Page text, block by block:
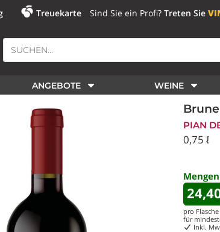
Treuekarte Sind Sie ein Profi? Treten Sie
ANGEBOTE WEINE
PIAN
0,75 ℓ
pro
für
Inkl.